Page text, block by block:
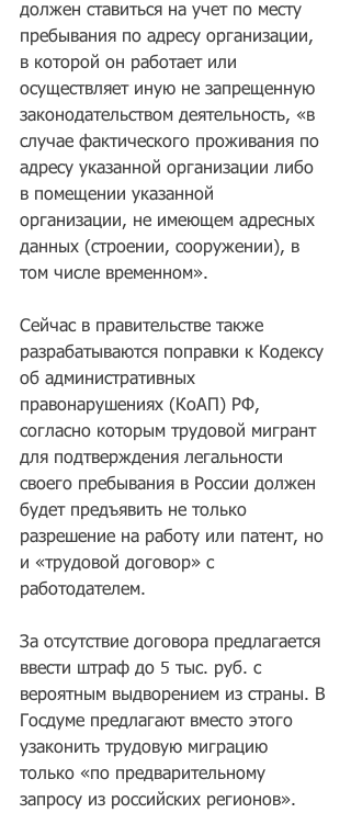
должен ставиться на учет по месту
пребывания по адресу организации,
в которой он работает или
осуществляет иную не запрещенную
законодательством деятельность, «в
случае фактического проживания по
адресу указанной организации либо
в помещении указанной
организации, не имеющем адресных
данных (строении, сооружении), в
том числе временном».
Сейчас в правительстве также
разрабатываются поправки к Кодексу
об административных
правонарушениях (КоАП) РФ,
согласно которым трудовой мигрант
для подтверждения легальности
своего пребывания в России должен
будет предъявить не только
разрешение на работу или патент, но
и «трудовой договор» с
работодателем.
За отсутствие договора предлагается
ввести штраф до 5 тыс. руб. с
вероятным выдворением из страны. В
Госдуме предлагают вместо этого
узаконить трудовую миграцию
только «по предварительному
запросу из российских регионов».